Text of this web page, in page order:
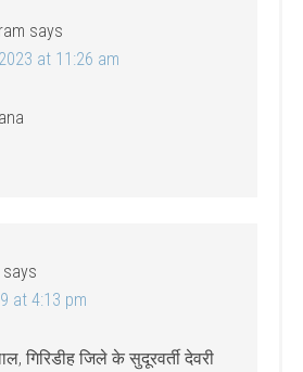
says
at 11:26 am
says
at 4:13 pm
गिरिडीह जिले के सुदूरवर्ती देवरी